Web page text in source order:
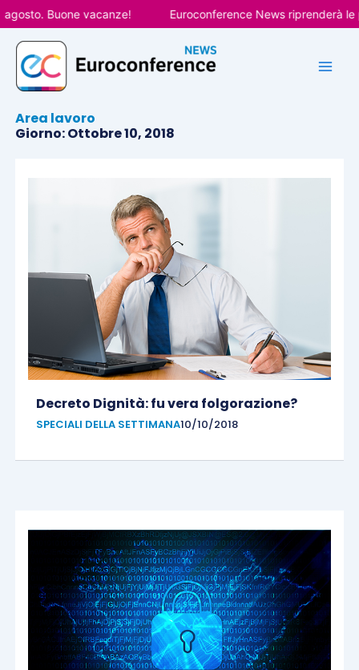
Vai
al
contenuto
Buone vacanze! Euroconference News riprenderà le
Area lavoro
Giorno: Ottobre 10, 2018
Decreto Dignità: fu vera folgorazione?
SPECIALI DELLA SETTIMANA10/10/2018